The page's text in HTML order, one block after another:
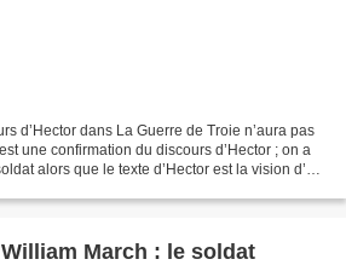
d’Hector dans La Guerre de Troie n’aura pas
une confirmation du discours d’Hector ; on a
alors que le texte d’Hector est la vision d’un
March : le soldat